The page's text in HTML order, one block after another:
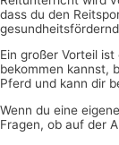
dass du den
Ein großer Vorteil
bekommen kannst,
Pferd und kann dir
Wenn du eine
Fragen, ob auf der